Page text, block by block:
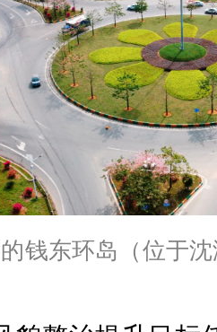
钱东环岛（位于